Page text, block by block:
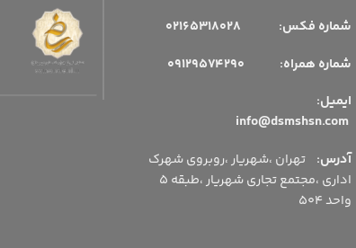
شماره فکس: 02165318028
شماره همراه: 09129574290
ایمیل:
آدرس: تهران ،شهریار ،روبروی شهرک
اداری ،مجتمع تجاری شهریار ،طبقه 5
واحد 504